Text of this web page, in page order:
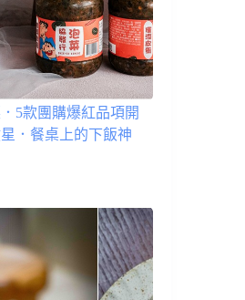
5款團購爆紅品項開
．餐桌上的下飯神